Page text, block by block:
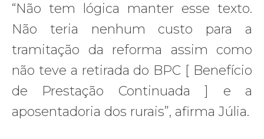
“Não tem lógica manter esse texto.
Não teria nenhum custo para a
tramitação da reforma assim como
não teve a retirada do BPC [ Benefício
de Prestação Continuada ] e a
aposentadoria dos rurais”, afirma Júlia.